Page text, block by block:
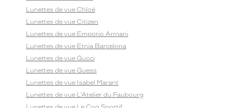
Lunettes de vue Chloé
Lunettes de vue Citizen
Lunettes de vue Emporio Armani
Lunettes de vue Etnia Barcelona
Lunettes de vue Gucci
Lunettes de vue Guess
Lunettes de vue Isabel Marant
Lunettes de vue L'Atelier du Faubourg